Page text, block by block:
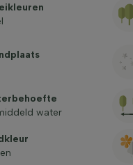
water